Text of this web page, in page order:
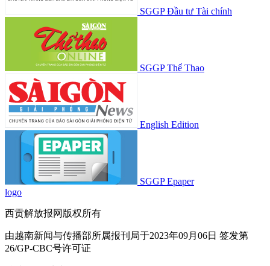
SGGP Đầu tư Tài chính
SGGP Thể Thao
English Edition
SGGP Epaper
logo
西贡解放报网版权所有
由越南新闻与传播部所属报刊局于2023年09月06日 签发第
26/GP-CBC号许可证